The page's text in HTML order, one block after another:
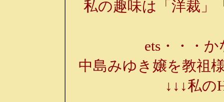
私の趣味は「洋裁」
ets・・・
中島みゆき嬢を教祖
↓↓↓私の